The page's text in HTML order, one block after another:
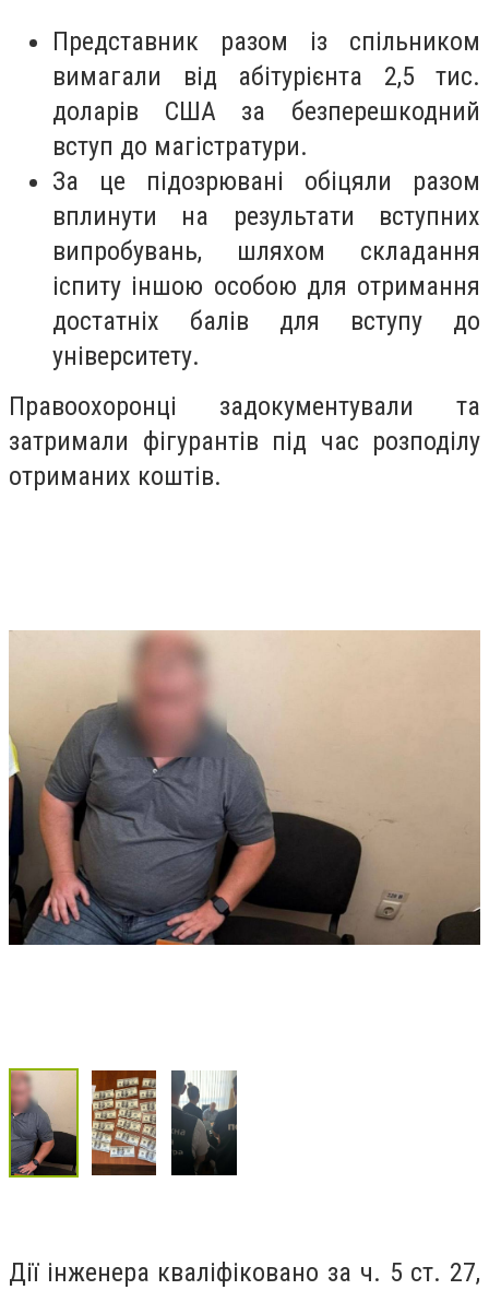
Представник разом із спільником
вимагали від абітурієнта 2,5 тис.
доларів США за безперешкодний
вступ до магістратури.
За це підозрювані обіцяли разом
вплинути на результати вступних
випробувань, шляхом складання
іспиту іншою особою для отримання
достатніх балів для вступу до
університету.
Правоохоронці задокументували та
затримали фігурантів під час розподілу
отриманих коштів.
Дії інженера кваліфіковано за ч. 5 ст. 27,